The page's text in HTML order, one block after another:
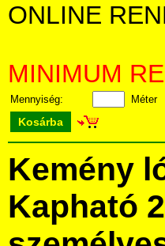
ONLINE
MINIMUM
Mennyiség: Méter
Kosárba
Kemény
Kapható